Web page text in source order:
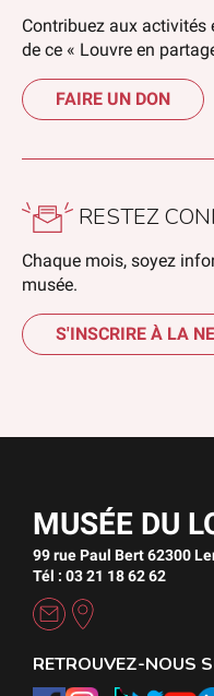
Contribuez aux activités
de ce « Louvre en
FAIRE UN DON
RESTEZ
Chaque mois, soyez
musée.
S'INSCRIRE À LA
MUSÉE DU
99 rue Paul Bert 62300
Tél : 03 21 18 62 62
RETROUVEZ-NOUS